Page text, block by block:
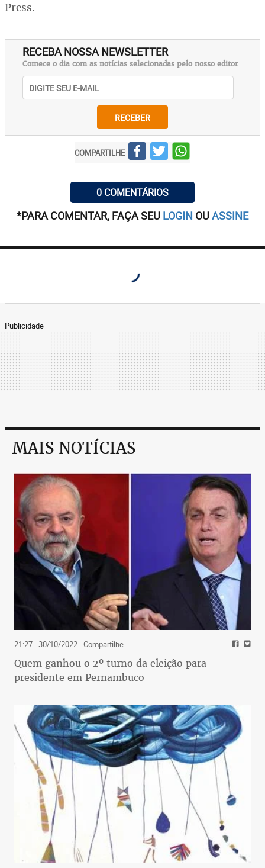
Press.
RECEBA NOSSA NEWSLETTER
Comece o dia com as notícias selecionadas pelo nosso editor
RECEBER
COMPARTILHE
0 COMENTÁRIOS
*PARA COMENTAR, FAÇA SEU LOGIN OUASSINE
Publicidade
MAIS NOTÍCIAS
21:27 - 30/10/2022- Compartilhe
Quem ganhou o 2º turno da eleição para
presidente em Pernambuco